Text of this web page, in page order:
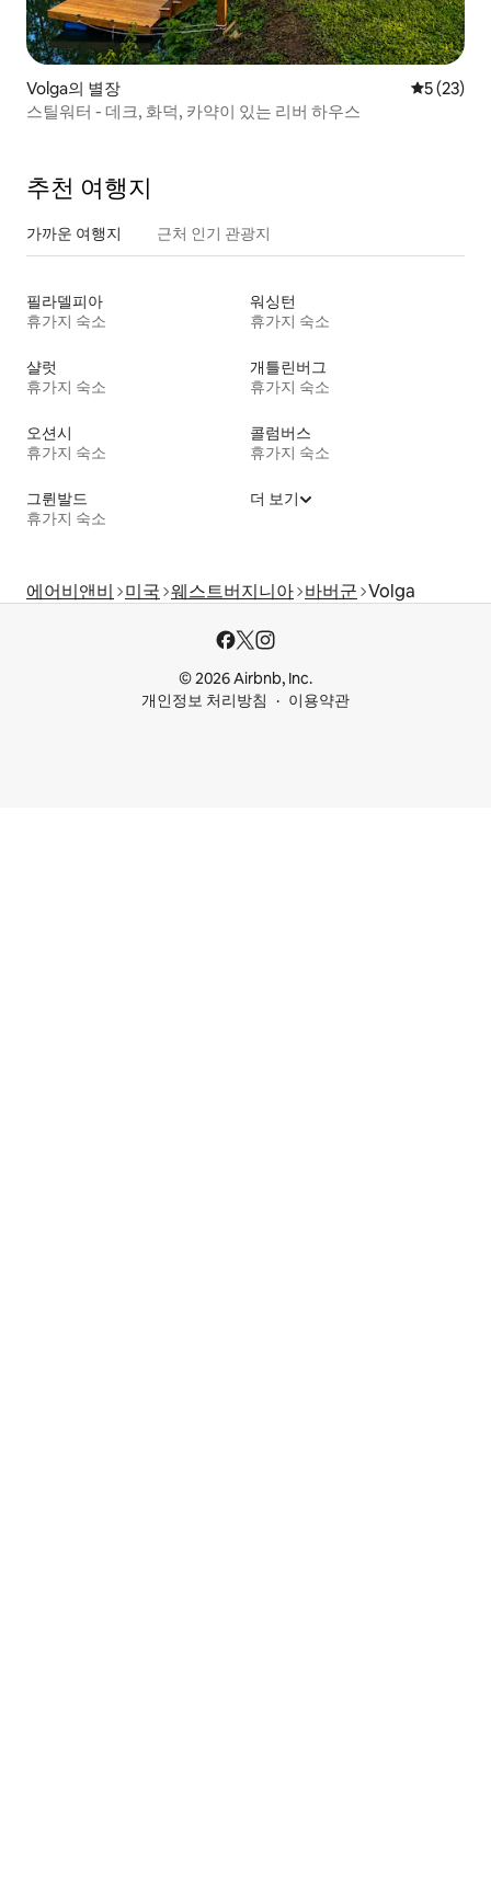
Volga의 별장 평점 5점
5 (23)
스틸워터 - 데크, 화덕, 카약이 있는 리버 하우스
추천 여행지
가까운 여행지 근처 인기 관광지
필라델피아
휴가지 숙소
워싱턴
휴가지 숙소
샬럿
휴가지 숙소
개틀린버그
휴가지 숙소
오션시
휴가지 숙소
콜럼버스
휴가지 숙소
그륀발드
휴가지 숙소
더 보기
에어비앤비 미국 웨스트버지니아 바버군 Volga
© 2026 Airbnb, Inc.
개인정보 처리방침
이용약관